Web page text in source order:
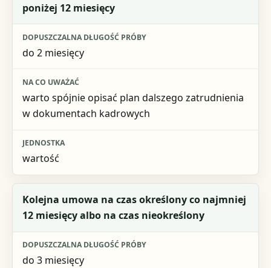
poniżej 12 miesięcy
do 2 miesięcy
warto spójnie opisać plan dalszego zatrudnienia
w dokumentach kadrowych
wartość
Kolejna umowa na czas określony co najmniej
12 miesięcy albo na czas nieokreślony
do 3 miesięcy